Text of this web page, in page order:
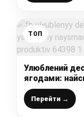
ТОП
Улюблений
ягодами:
простих
Перейти →